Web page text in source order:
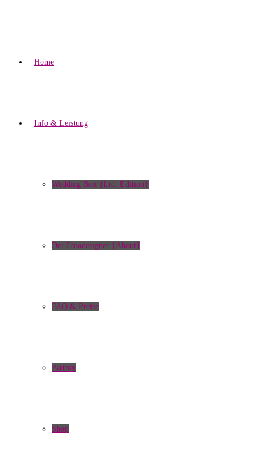
Home
Info & Leistung
Wedding Box {Ltd. Edition}
Der Fotodesigner {About}
FAQ & Preise
Partner
Shop